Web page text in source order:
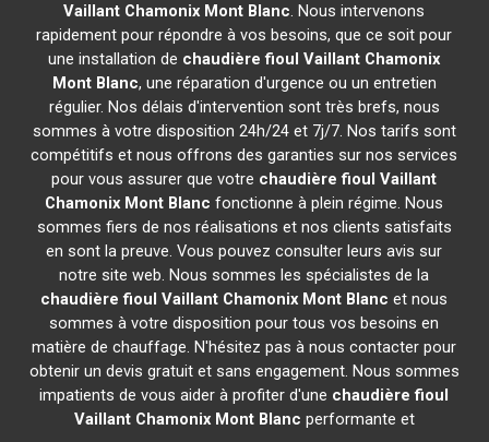
Vaillant Chamonix Mont Blanc. Nous intervenons
rapidement pour répondre à vos besoins, que ce soit pour
une installation de chaudière fioul Vaillant Chamonix
Mont Blanc, une réparation d'urgence ou un entretien
régulier. Nos délais d'intervention sont très brefs, nous
sommes à votre disposition 24h/24 et 7j/7. Nos tarifs sont
compétitifs et nous offrons des garanties sur nos services
pour vous assurer que votre chaudière fioul Vaillant
Chamonix Mont Blanc fonctionne à plein régime. Nous
sommes fiers de nos réalisations et nos clients satisfaits
en sont la preuve. Vous pouvez consulter leurs avis sur
notre site web. Nous sommes les spécialistes de la
chaudière fioul Vaillant Chamonix Mont Blanc et nous
sommes à votre disposition pour tous vos besoins en
matière de chauffage. N'hésitez pas à nous contacter pour
obtenir un devis gratuit et sans engagement. Nous sommes
impatients de vous aider à profiter d'une chaudière fioul
Vaillant Chamonix Mont Blanc performante et